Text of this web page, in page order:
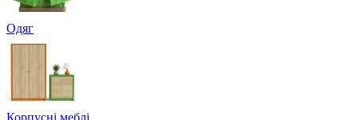
Одяг
Корпусні меблі